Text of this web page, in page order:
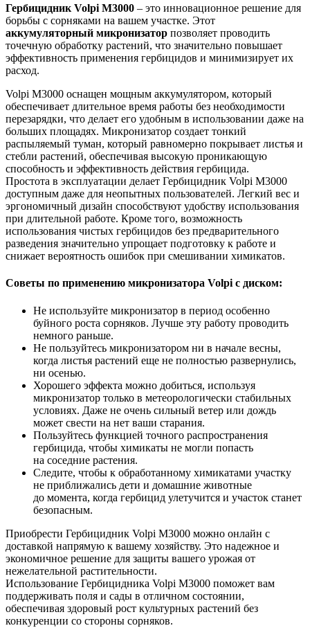
Гербицидник Volpi M3000 – это инновационное решение для
борьбы с сорняками на вашем участке. Этот
аккумуляторный микронизатор позволяет проводить
точечную обработку растений, что значительно повышает
эффективность применения гербицидов и минимизирует их
расход.
Volpi M3000 оснащен мощным аккумулятором, который
обеспечивает длительное время работы без необходимости
перезарядки, что делает его удобным в использовании даже на
больших площадях. Микронизатор создает тонкий
распыляемый туман, который равномерно покрывает листья и
стебли растений, обеспечивая высокую проникающую
способность и эффективность действия гербицида.
Простота в эксплуатации делает Гербицидник Volpi M3000
доступным даже для неопытных пользователей. Легкий вес и
эргономичный дизайн способствуют удобству использования
при длительной работе. Кроме того, возможность
использования чистых гербицидов без предварительного
разведения значительно упрощает подготовку к работе и
снижает вероятность ошибок при смешивании химикатов.
Советы по применению микронизатора Volpi с диском:
Не используйте микронизатор в период особенно
буйного роста сорняков. Лучше эту работу проводить
немного раньше.
Не пользуйтесь микронизатором ни в начале весны,
когда листья растений еще не полностью развернулись,
ни осенью.
Хорошего эффекта можно добиться, используя
микронизатор только в метеорологически стабильных
условиях. Даже не очень сильный ветер или дождь
может свести на нет ваши старания.
Пользуйтесь функцией точного распространения
гербицида, чтобы химикаты не могли попасть
на соседние растения.
Следите, чтобы к обработанному химикатами участку
не приближались дети и домашние животные
до момента, когда гербицид улетучится и участок станет
безопасным.
Приобрести Гербицидник Volpi M3000 можно онлайн с
доставкой напрямую к вашему хозяйству. Это надежное и
экономичное решение для защиты вашего урожая от
нежелательной растительности.
Использование Гербицидника Volpi M3000 поможет вам
поддерживать поля и сады в отличном состоянии,
обеспечивая здоровый рост культурных растений без
конкуренции со стороны сорняков.